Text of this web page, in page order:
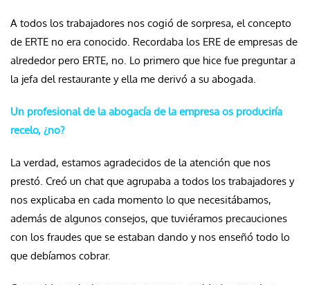
A todos los trabajadores nos cogió de sorpresa, el concepto
de ERTE no era conocido. Recordaba los ERE de empresas de
alrededor pero ERTE, no. Lo primero que hice fue preguntar a
la jefa del restaurante y ella me derivó a su abogada.
Un profesional de la abogacía de la empresa os produciría
recelo, ¿no?
La verdad, estamos agradecidos de la atención que nos
prestó. Creó un chat que agrupaba a todos los trabajadores y
nos explicaba en cada momento lo que necesitábamos,
además de algunos consejos, que tuviéramos precauciones
con los fraudes que se estaban dando y nos enseñó todo lo
que debíamos cobrar.